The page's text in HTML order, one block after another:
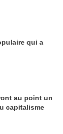
qui a
au point un
capitalisme